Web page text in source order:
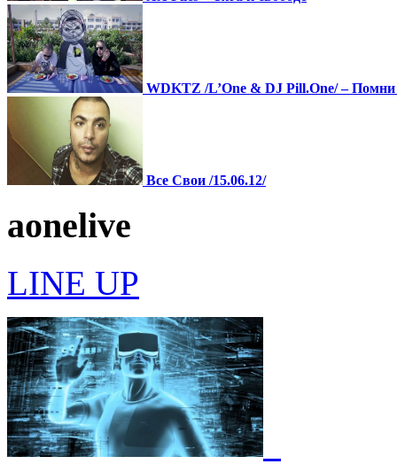
WDKTZ /L’One & DJ Pill.One/ –
Все Свои /15.06.12/
aonelive
LINE UP